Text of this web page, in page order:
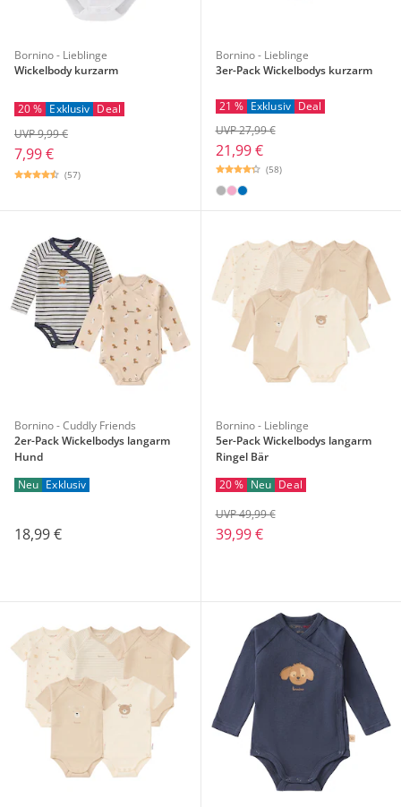
Bornino - Lieblinge
Wickelbody kurzarm
20 % Exklusiv Deal
7,99 €
UVP 9,99 €
(57)
Bornino - Lieblinge
3er-Pack Wickelbodys kurzarm
21 % Exklusiv Deal
21,99 €
UVP 27,99 €
(58)
Bornino - Cuddly Friends
2er-Pack Wickelbodys langarm
Hund
Neu Exklusiv
18,99 €
Bornino - Lieblinge
5er-Pack Wickelbodys langarm
Ringel Bär
20 % Neu Deal
39,99 €
UVP 49,99 €